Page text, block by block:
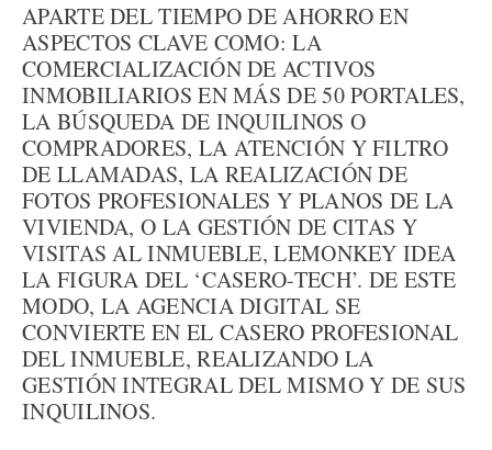
APARTE DEL TIEMPO DE AHORRO EN
ASPECTOS CLAVE COMO: LA
COMERCIALIZACIÓN DE ACTIVOS
INMOBILIARIOS EN MÁS DE 50 PORTALES,
LA BÚSQUEDA DE INQUILINOS O
COMPRADORES, LA ATENCIÓN Y FILTRO
DE LLAMADAS, LA REALIZACIÓN DE
FOTOS PROFESIONALES Y PLANOS DE LA
VIVIENDA, O LA GESTIÓN DE CITAS Y
VISITAS AL INMUEBLE, LEMONKEY IDEA
LA FIGURA DEL ‘CASERO-TECH’. DE ESTE
MODO, LA AGENCIA DIGITAL SE
CONVIERTE EN EL CASERO PROFESIONAL
DEL INMUEBLE, REALIZANDO LA
GESTIÓN INTEGRAL DEL MISMO Y DE SUS
INQUILINOS.